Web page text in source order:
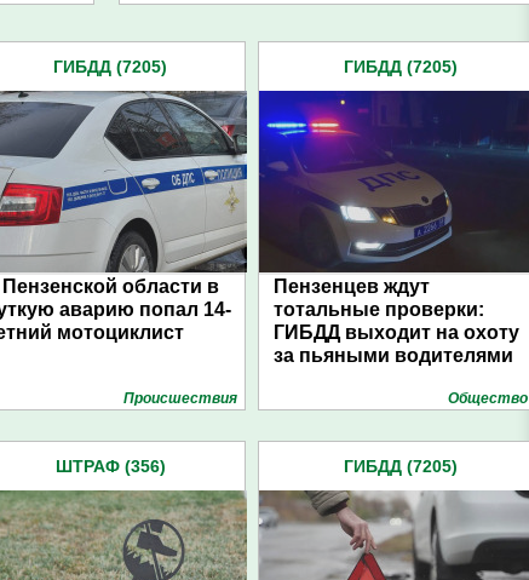
ГИБДД (7205)
Пензенской области в
аварию попал 14-
мотоциклист
Проиcшествия
ГИБДД (7205)
Пензенцев ждут
тотальные проверки:
ГИБДД выходит на охоту
за пьяными водителями
Общество
ШТРАФ (356) ГИБДД (7205)